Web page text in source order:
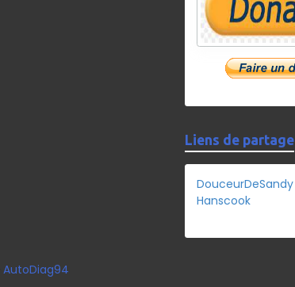
Liens de partage
DouceurDeSandy
Hanscook
AutoDiag94